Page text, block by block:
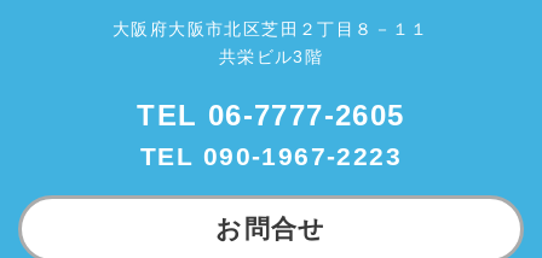
大阪府大阪市北区芝田２丁目８－１１
共栄ビル3階
TEL 06-7777-2605
TEL 090-1967-2223
お問合せ